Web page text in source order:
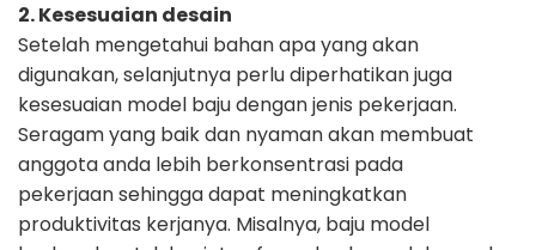
2. Kesesuaian desain
Setelah mengetahui bahan apa yang akan
digunakan, selanjutnya perludiperhatikan juga
kesesuaian model baju dengan jenis pekerjaan.
Seragam yang baik dan nyaman akan membuat
anggota anda lebih berkonsentrasi pada
pekerjaan sehingga dapat meningkatkan
produktivitas kerjanya. Misalnya, baju model